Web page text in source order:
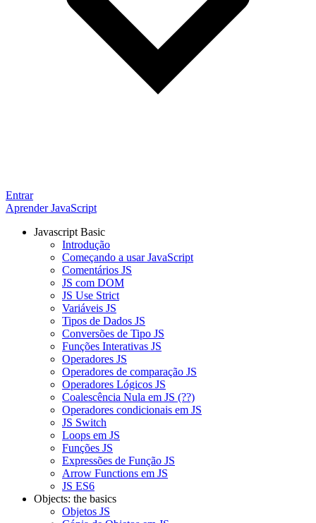
Entrar
Aprender JavaScript
Javascript Basic
Introdução
Começando a usar JavaScript
Comentários JS
JS com DOM
JS Use Strict
Variáveis JS
Tipos de Dados JS
Conversões de Tipo JS
Funções Interativas JS
Operadores JS
Operadores de comparação JS
Operadores Lógicos JS
Coalescência Nula em JS (??)
Operadores condicionais em JS
JS Switch
Loops em JS
Funções JS
Expressões de Função JS
Arrow Functions em JS
JS ES6
Objects: the basics
Objetos JS